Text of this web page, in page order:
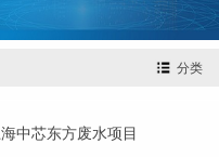
分类
中芯东方废水项目